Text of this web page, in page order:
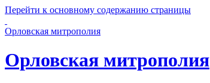
Перейти к основному содержанию страницы
Орловская митрополия
Орловская митрополия